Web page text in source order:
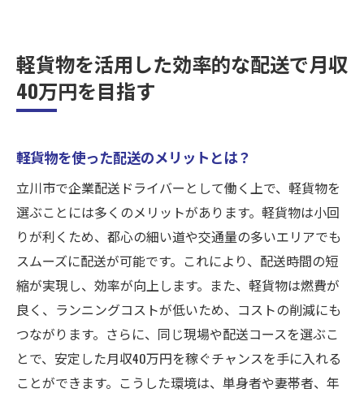
軽貨物を活用した効率的な配送で月収
40万円を目指す
軽貨物を使った配送のメリットとは？
立川市で企業配送ドライバーとして働く上で、軽貨物を
選ぶことには多くのメリットがあります。軽貨物は小回
りが利くため、都心の細い道や交通量の多いエリアでも
スムーズに配送が可能です。これにより、配送時間の短
縮が実現し、効率が向上します。また、軽貨物は燃費が
良く、ランニングコストが低いため、コストの削減にも
つながります。さらに、同じ現場や配送コースを選ぶこ
とで、安定した月収40万円を稼ぐチャンスを手に入れる
ことができます。こうした環境は、単身者や妻帯者、年